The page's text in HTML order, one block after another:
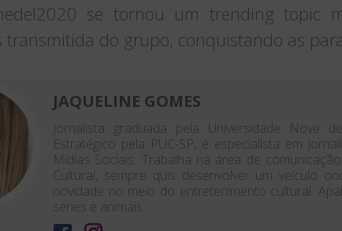
se tornou um trending topic
transmitida do grupo, conquistando as
JAQUELINE GOMES
Jornalista graduada pela Universidade Nove
Estratégico pela PUC-SP, é especialista em
Mídias Sociais. Trabalha na área de
Cultural, sempre quis desenvolver um veículo
novidade no meio do entretenimento cultural.
séries e animais.